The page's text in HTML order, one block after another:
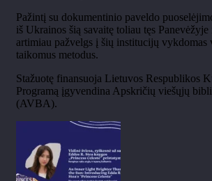
Pažintį su dokumentinio paveldo
iš Ukrainos šią savaitę toliau tęs
artimiau pažvelgs į šių institucijų vykdomas
taikomus metodus.
Stažuotę finansuoja Lietuvos Respublikos
Programą įgyvendina Apskričių viešųjų
(AVBA).